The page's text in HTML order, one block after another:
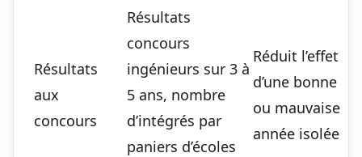
Résultats
aux
concours
Résultats
concours
ingénieurs sur 3 à
5 ans, nombre
d’intégrés par
paniers d’écoles
Réduit l’effet
d’une bonne
ou mauvaise
année isolée